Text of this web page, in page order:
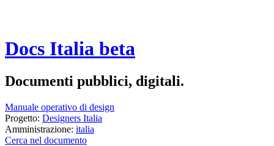
Docs Italia beta
Documenti pubblici, digitali.
Manuale operativo di design
Progetto: Designers Italia
Amministrazione: italia
Cerca nel documento